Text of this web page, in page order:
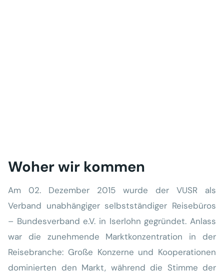
Woher wir kommen
Am 02. Dezember 2015 wurde der VUSR als
Verband unabhängiger selbstständiger Reisebüros
– Bundesverband e.V. in Iserlohn gegründet. Anlass
war die zunehmende Marktkonzentration in der
Reisebranche: Große Konzerne und Kooperationen
dominierten den Markt, während die Stimme der